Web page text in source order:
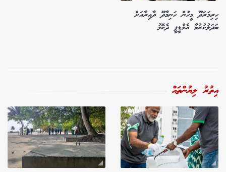
ހިރިމަރަދޫ މީހުން ހަނިމާދޫ ދާއިރާއަށް
ބަދަލުކުރުމާ އެމްޑީޕީ ދެކޮޅު
އިތުރު ލިޔުންތައް